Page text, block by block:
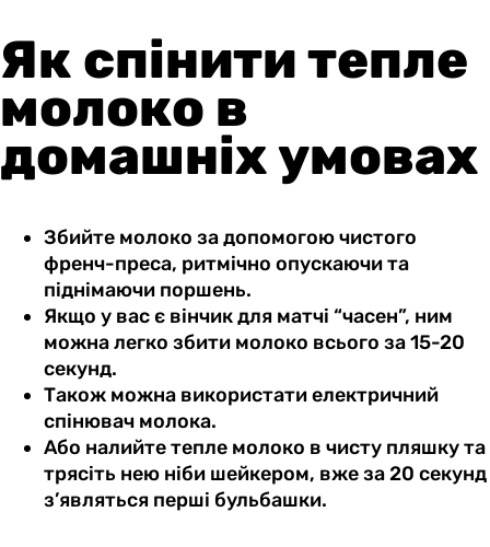
Як спінити тепле
молоко в
домашніх умовах
Збийте молоко за допомогою чистого
френч-преса, ритмічно опускаючи та
піднімаючи поршень.
Якщо у вас є вінчик для матчі “часен”, ним
можна легко збити молоко всього за 15-20
секунд.
Також можна використати електричний
спінювач молока.
Або налийте тепле молоко в чисту пляшку та
трясіть нею ніби шейкером, вже за 20 секунд
з’являться перші бульбашки.